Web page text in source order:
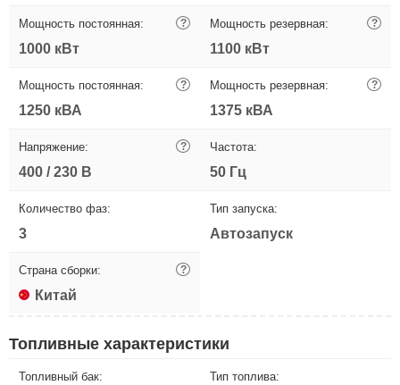
Мощность постоянная: ?
1000 кВт
Мощность резервная: ?
1100 кВт
Мощность постоянная: ?
1250 кВА
Мощность резервная: ?
1375 кВА
Напряжение: ?
400 / 230 В
Частота:
50 Гц
Количество фаз:
3
Тип запуска:
Автозапуск
Страна сборки: ?
Китай
Топливные характеристики
Топливный бак: Тип топлива: